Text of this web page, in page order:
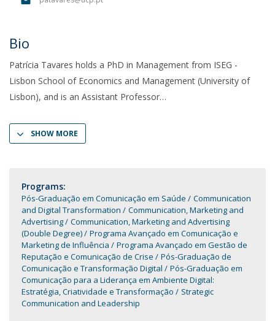
Bio
Patrícia Tavares holds a PhD in Management from ISEG -
Lisbon School of Economics and Management (University of
Lisbon), and is an Assistant Professor
SHOW MORE
Programs:
Pós-Graduação em Comunicação em Saúde
Communication
and Digital Transformation
Communication, Marketing and
Advertising
Communication, Marketing and Advertising
(Double Degree)
Programa Avançado em Comunicação e
Marketing de Influência
Programa Avançado em Gestão de
Reputação e Comunicação de Crise
Pós-Graduação de
Comunicação e Transformação Digital
Pós-Graduação em
Comunicação para a Liderança em Ambiente Digital:
Estratégia, Criatividade e Transformação
Strategic
Communication and Leadership